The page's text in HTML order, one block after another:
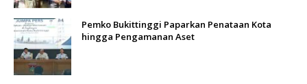
Pemko Bukittinggi Paparkan Penataan Kota
hingga Pengamanan Aset